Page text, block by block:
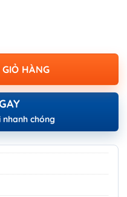
HÀNG
chóng